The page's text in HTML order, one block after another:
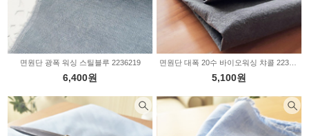
면원단 광폭 워싱 스틸블루 2236219
6,400원 5,100원